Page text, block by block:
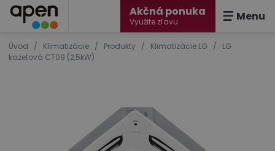
Akčná ponuka
Využite zľavu Menu
Úvod / Klimatizácie / Produkty / Klimatizácie LG /
LG
kazetová CT09 (2,5kW)